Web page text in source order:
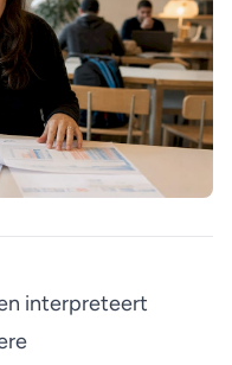
interpreteert